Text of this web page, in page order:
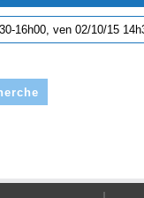
16h00, ven 02/10/15